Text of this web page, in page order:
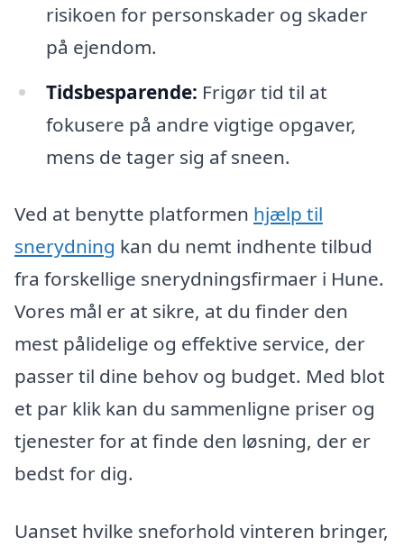
risikoen for personskader og skader
på ejendom.
Tidsbesparende: Frigør tid til at
fokusere på andre vigtige opgaver,
mens de tager sig af sneen.
Ved at benytte platformen hjælp til
snerydning kan du nemt indhente tilbud
fra forskellige snerydningsfirmaer i Hune.
Vores mål er at sikre, at du finder den
mest pålidelige og effektive service, der
passer til dine behov og budget. Med blot
et par klik kan du sammenligne priser og
tjenester for at finde den løsning, der er
bedst for dig.
Uanset hvilke sneforhold vinteren bringer,